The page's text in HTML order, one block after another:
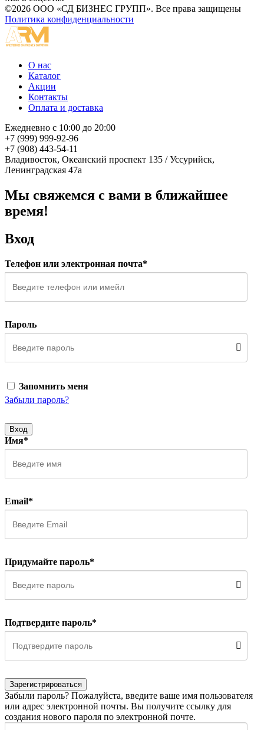
©2026 ООО «СД БИЗНЕС ГРУПП». Все права защищены
Политика конфиденциальности
О нас
Каталог
Акции
Контакты
Оплата и доставка
Ежедневно с 10:00 до 20:00
+7 (999) 999-92-96
+7 (908) 443-54-11
Владивосток, Океанский проспект 135 / Уссурийск,
Ленинградская 47а
Мы свяжемся с вами в ближайшее
время!
Вход
Телефон или электронная почта*
Пароль
Запомнить меня
Забыли пароль?
Вход
Имя*
Email*
Придумайте пароль*
Подтвердите пароль*
Зарегистрироваться
Забыли пароль? Пожалуйста, введите ваше имя пользователя
или адрес электронной почты. Вы получите ссылку для
создания нового пароля по электронной почте.